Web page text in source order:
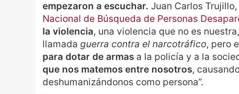
empezaron a escuchar. Juan Carlos
Nacional de Búsqueda de Personas
la violencia, una violencia que no es
llamada guerra contra el narcotráfico, pero
para dotar de armas a la policía y a la
que nos matemos entre nosotros,
deshumanizándonos como persona”.